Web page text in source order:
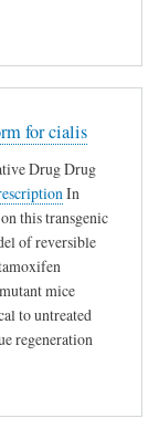
for cialis
Drug Drug
In
this transgenic
of reversible
mice
to untreated
regeneration